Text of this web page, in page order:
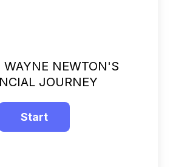
ON WAYNE NEWTON'S
JOURNEY